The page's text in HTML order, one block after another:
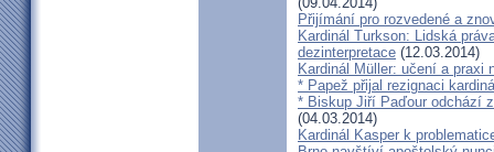
Přijímání pro rozvedené a
Kardinál Turkson: Lidská
dezinterpretace (12.03.2014)
Kardinál Müller: učení a praxi
* Papež přijal rezignaci
* Biskup Jiří Paďour odchází
(04.03.2014)
Kardinál Kasper k